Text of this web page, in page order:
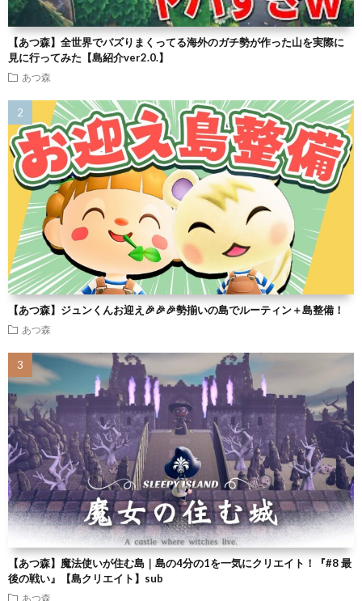
【あつ森】全世界でバズりまくってる海外のガチ勢が作った山を実際に
見に行ってみた【島紹介ver2.0.】
あつ森
【あつ森】ジュンくんお迎え🎉🎉🎉勢揃いの島でルーティン＋島整備！
あつ森
【あつ森】魔法使いが住む島｜島の4分の1を一気にクリエイト！『#8 最
後の戦い』【島クリエイト】sub
あつ森